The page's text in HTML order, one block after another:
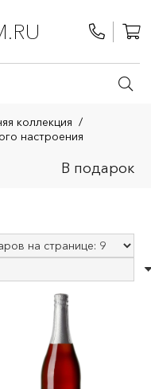
коллекция /
настроения
В подарок